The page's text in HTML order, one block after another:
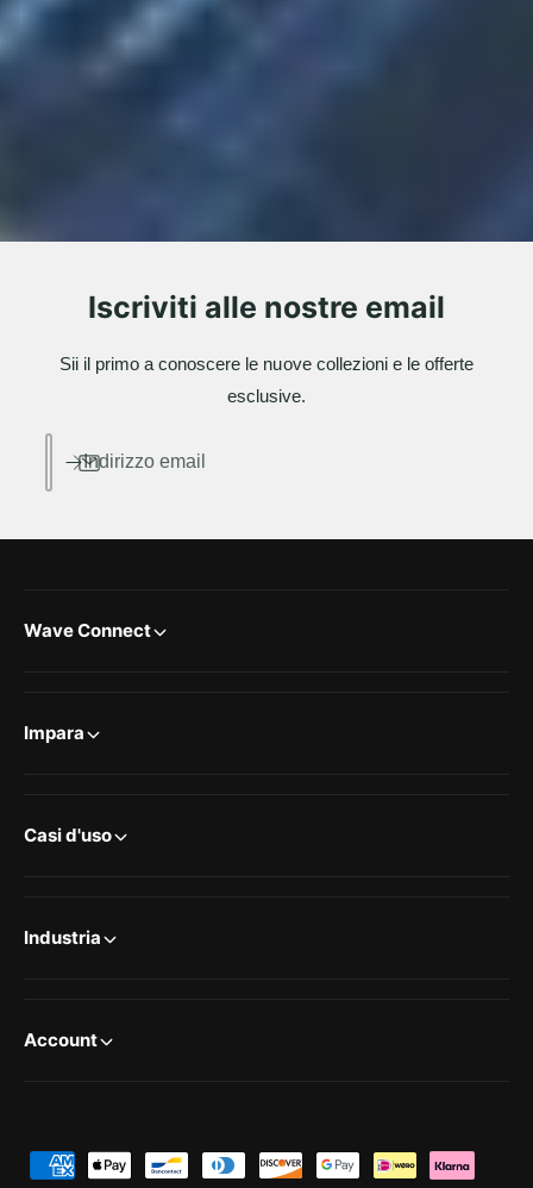
Iscriviti alle nostre email
Sii il primo a conoscere le nuove collezioni e le offerte
esclusive.
Indirizzo email
Wave Connect
Impara
Casi d'uso
Industria
Account